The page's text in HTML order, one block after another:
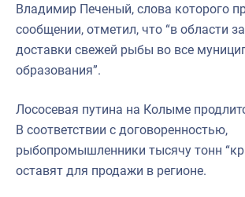
Владимир Печеный, слова которого
сообщении, отметил, что “в области
доставки свежей рыбы во все
образования”.
Лососевая путина на Колыме
В соответствии с договоренностью,
рыбопромышленники тысячу тонн
оставят для продажи в регионе.